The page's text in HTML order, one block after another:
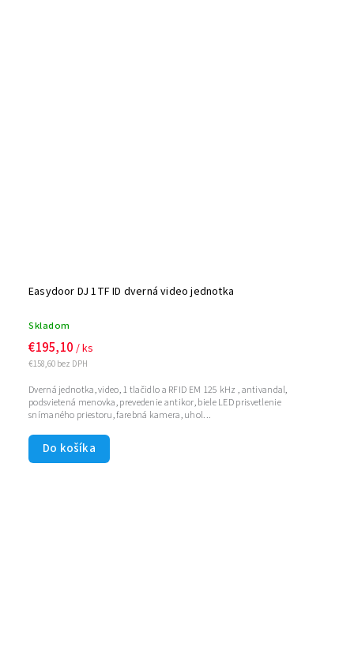
Easydoor DJ 1TF ID dverná video jednotka
Skladom
€158,60 bez DPH
€195,10 / ks
Do košíka
Dverná jednotka, video, 1 tlačidlo a RFID EM 125 kHz , antivandal,
podsvietená menovka, prevedenie antikor, biele LED prisvetlenie
snímaného priestoru, farebná kamera, uhol...